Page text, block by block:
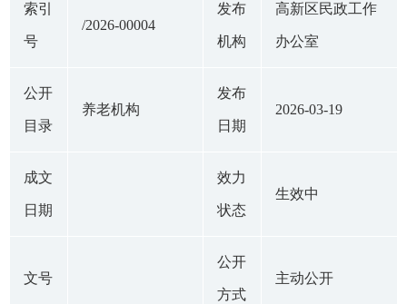
索引
号
/2026-00004
发布
机构
高新区民政工作
办公室
公开
目录
养老机构
发布
日期
2026-03-19
成文
日期
效力
状态
生效中
文号
公开
方式
主动公开